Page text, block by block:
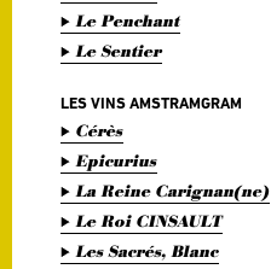
Le Penchant
Le Sentier
LES VINS AMSTRAMGRAM
Cérès
Epicurius
La Reine Carignan(ne)
Le Roi CINSAULT
Les Sacrés, Blanc